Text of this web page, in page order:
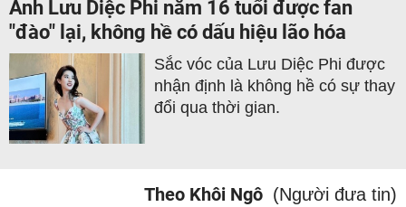
Ảnh Lưu Diệc Phi năm 16 tuổi được fan
"đào" lại, không hề có dấu hiệu lão hóa
Sắc vóc của Lưu Diệc Phi được
nhận định là không hề có sự thay
đổi qua thời gian.
Theo Khôi Ngô (Người đưa tin)